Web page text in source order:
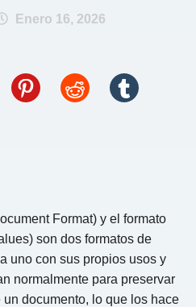
Enero 16, 2026
Format) y el formato
son dos formatos de
uno con sus propios usos y
normalmente para preservar
documento, lo que los hace